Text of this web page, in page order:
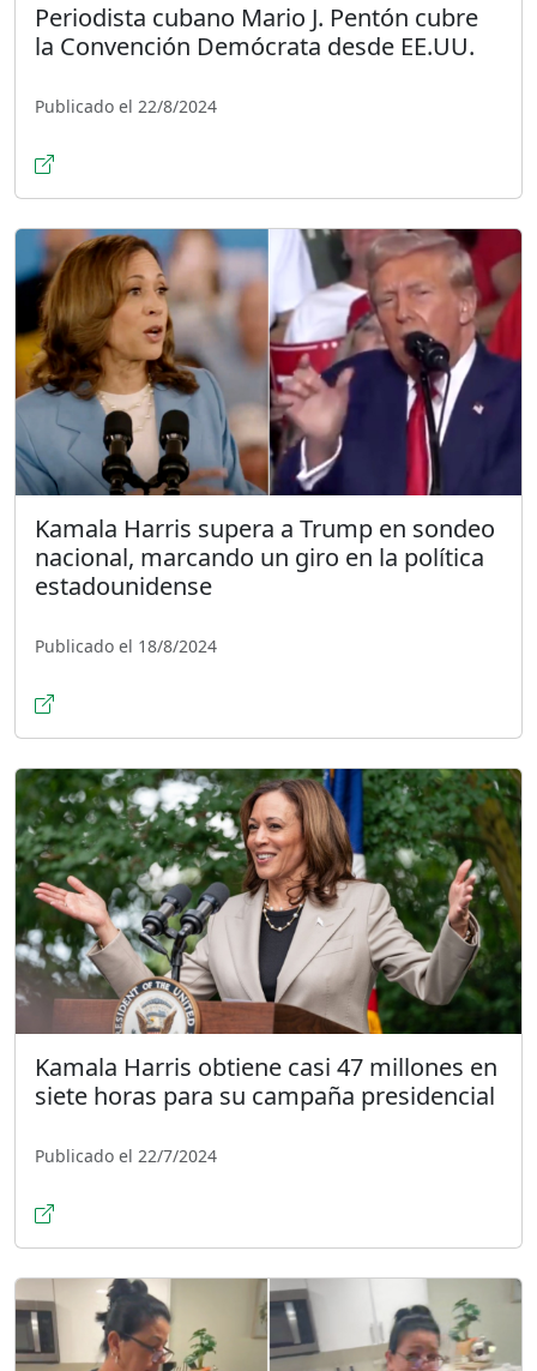
Periodista cubano Mario J. Pentón cubre
la Convención Demócrata desde EE.UU.
Publicado el 22/8/2024
Kamala Harris supera a Trump en sondeo
nacional, marcando un giro en la política
estadounidense
Publicado el 18/8/2024
Kamala Harris obtiene casi 47 millones en
siete horas para su campaña presidencial
Publicado el 22/7/2024